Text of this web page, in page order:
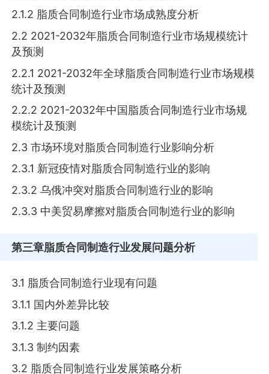
2.1.2 脂质合同制造行业市场成熟度分析
2.2 2021-2032年脂质合同制造行业市场规模统计
及预测
2.2.1 2021-2032年全球脂质合同制造行业市场规模
统计及预测
2.2.2 2021-2032年中国脂质合同制造行业市场规
模统计及预测
2.3 市场环境对脂质合同制造行业影响分析
2.3.1 新冠疫情对脂质合同制造行业的影响
2.3.2 乌俄冲突对脂质合同制造行业的影响
2.3.3 中美贸易摩擦对脂质合同制造行业的影响
第三章脂质合同制造行业发展问题分析
3.1 脂质合同制造行业现有问题
3.1.1 国内外差异比较
3.1.2 主要问题
3.1.3 制约因素
3.2 脂质合同制造行业发展策略分析